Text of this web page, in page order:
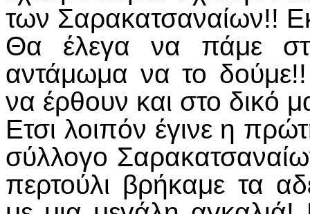
των Σαρακατσαναίων!!
Θα έλεγα να πάμε
αντάμωμα να το
να έρθουν και στο δικό
Ετσι λοιπόν έγινε η
σύλλογο
περτούλι βρήκαμε τα